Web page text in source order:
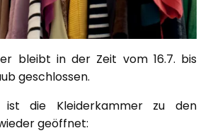
bleibt in der Zeit vom 16.7. bis
geschlossen.
die Kleiderkammer zu den
geöffnet: